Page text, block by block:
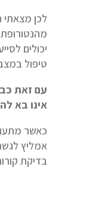
לכן מצאתי
יכולים
טיפול
עם זאת
אינו בא
כאשר
אמליץ
בדיקת